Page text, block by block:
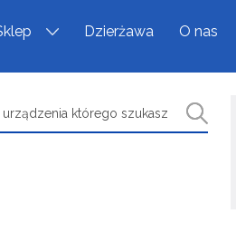
Dzierżawa O nas